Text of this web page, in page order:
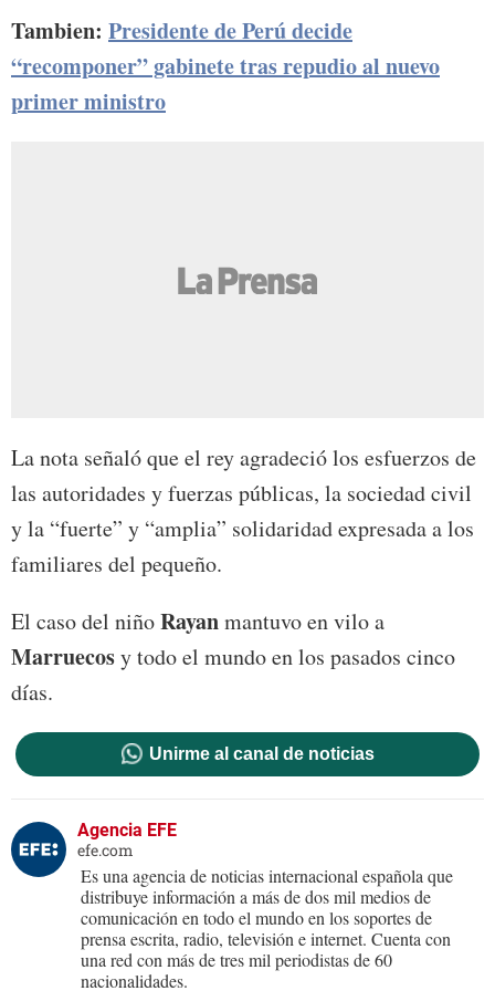
Tambien: Presidente de Perú decide
“recomponer” gabinete tras repudio al nuevo
primer ministro
La nota señaló que el rey agradeció los esfuerzos de
las autoridades y fuerzas públicas, la sociedad civil
y la “fuerte” y “amplia” solidaridad expresada a los
familiares del pequeño.
El caso del niñoRayanmantuvo en vilo a
Marruecosy todo el mundo en los pasados cinco
días.
Unirme al canal de noticias
Agencia EFE
efe.com
Es una agencia de noticias internacional española que
distribuye información a más de dos mil medios de
comunicación en todo el mundo en los soportes de
prensa escrita, radio, televisión e internet. Cuenta con
una red con más de tres mil periodistas de 60
nacionalidades.